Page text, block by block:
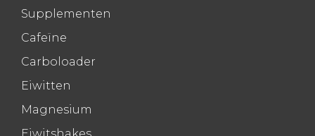
Supplementen
Cafeïne
Carboloader
Eiwitten
Magnesium